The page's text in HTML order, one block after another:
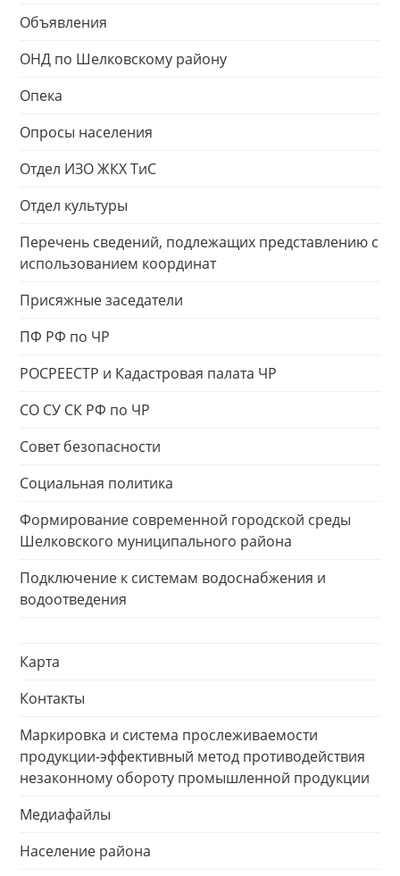
Объявления
ОНД по Шелковскому району
Опека
Опросы населения
Отдел ИЗО ЖКХ ТиС
Отдел культуры
Перечень сведений, подлежащих представлению с
использованием координат
Присяжные заседатели
ПФ РФ по ЧР
РОСРЕЕСТР и Кадастровая палата ЧР
СО СУ СК РФ по ЧР
Совет безопасности
Социальная политика
Формирование современной городской среды
Шелковского муниципального района
Подключение к системам водоснабжения и
водоотведения
Карта
Контакты
Маркировка и система прослеживаемости
продукции-эффективный метод противодействия
незаконному обороту промышленной продукции
Медиафайлы
Население района